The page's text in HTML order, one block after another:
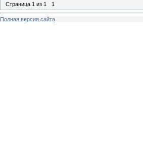
Страница 1 из 1 1
Полная версия сайта